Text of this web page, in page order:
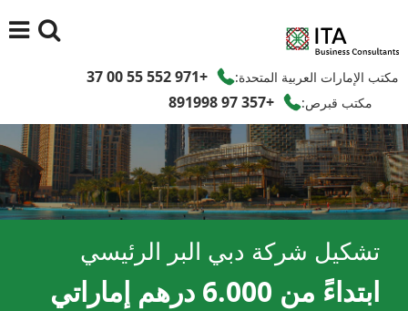
مكتب الإمارات العربية المتحدة: +971 552 55 00 37
مكتب قبرص: +357 97 891998
تشكيل شركة دبي البر الرئيسي
ابتداءً من 6.000 درهم إماراتي